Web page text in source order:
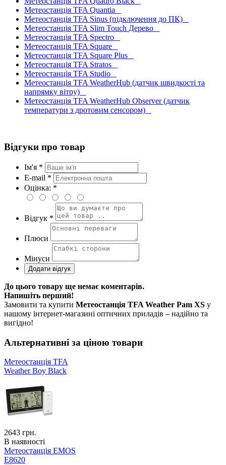
Метеостанція TFA Quantia
Метеостанція TFA Sinus (підключення до ПК)
Метеостанція TFA Slim Touch Дерево
Метеостанція TFA Spectro
Метеостанція TFA Square
Метеостанція TFA Square Plus
Метеостанція TFA Stratos
Метеостанція TFA Studio
Метеостанція TFA WeatherHub (датчик швидкості та
напрямку вітру)
Метеостанція TFA WeatherHub Observer (датчик
температури з дротовим сенсором)
Відгуки про товар
Ім'я *
E-mail *
Оцінка: *
Відгук *
Плюси
Мінуси
До цього товару ще немає коментарів.
Напишіть перший!
Замовити та купити Метеостанція TFA Weather Pam XS у
нашому інтернет-магазині оптичних приладів – надійно та
вигідно!
Альтернативні за ціною товари
Метеостанція TFA
Weather Boy Black
2643 грн.
В наявності
Метеостанція EMOS
E8620